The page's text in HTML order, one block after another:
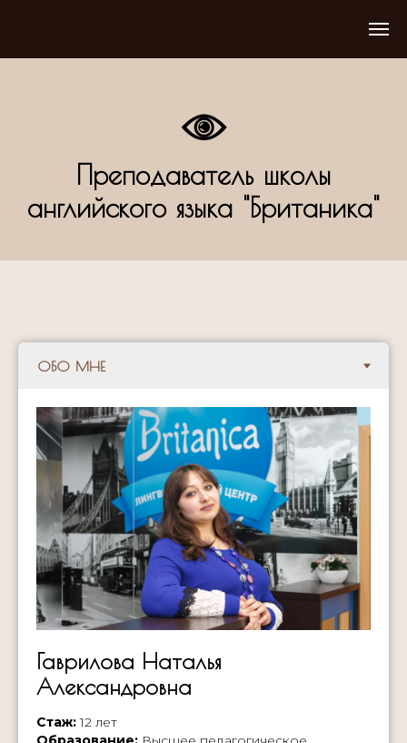
Преподаватель школы
английского языка "Британика"
Гаврилова Наталья
Александровна
Стаж:12 лет